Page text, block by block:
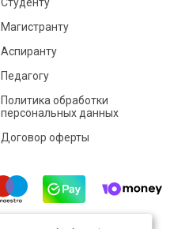
Магистранту
Аспиранту
Педагогу
Политика обработки
персональных данных
Договор оферты